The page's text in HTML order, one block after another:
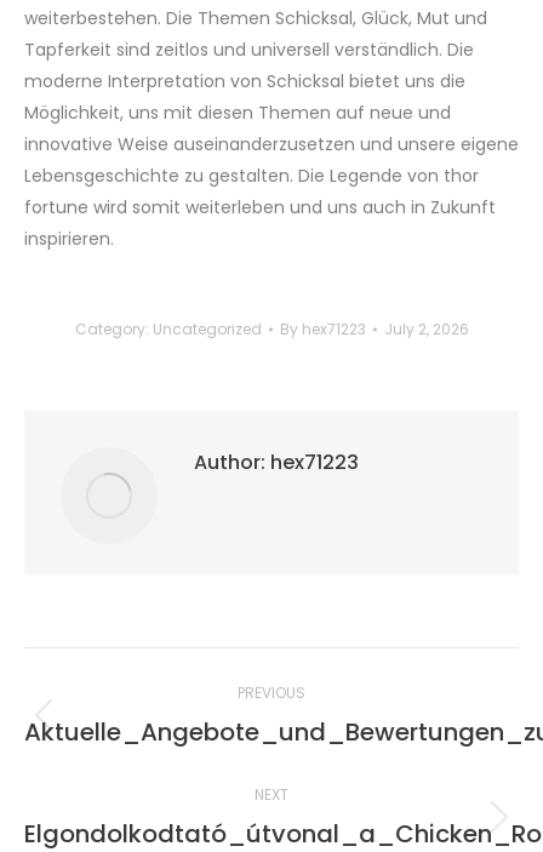
weiterbestehen. Die Themen Schicksal, Glück, Mut und
Tapferkeit sind zeitlos und universell verständlich. Die
moderne Interpretation von Schicksal bietet uns die
Möglichkeit, uns mit diesen Themen auf neue und
innovative Weise auseinanderzusetzen und unsere eigene
Lebensgeschichte zu gestalten. Die Legende von thor
fortune wird somit weiterleben und uns auch in Zukunft
inspirieren.
Category: Uncategorized By hex71223 July 2, 2026
Author: hex71223
navigation
PREVIOUS
Previous
NEXT
Next